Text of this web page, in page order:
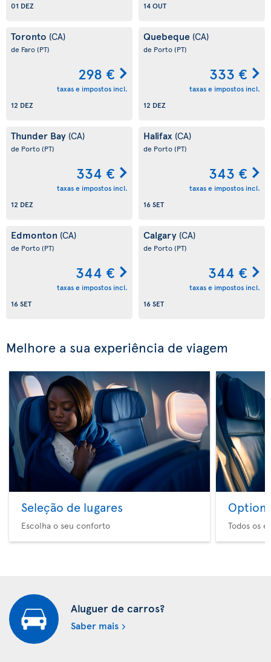
01 DEZ
14 OUT
Toronto (CA)
de Faro(PT)
298 €
taxas e impostos incl.
12 DEZ
Quebeque (CA)
de Porto(PT)
333 €
taxas e impostos incl.
12 DEZ
Thunder Bay (CA)
de Porto(PT)
334 €
taxas e impostos incl.
12 DEZ
Halifax (CA)
de Porto(PT)
343 €
taxas e impostos incl.
16 SET
Edmonton (CA)
de Porto(PT)
344 €
taxas e impostos incl.
16 SET
Calgary (CA)
de Porto(PT)
344 €
taxas e impostos incl.
16 SET
Melhore a sua experiência de viagem
Seleção de lugares
Escolha o seu conforto
Option
Todos os
Aluguer de carros?
Saber mais